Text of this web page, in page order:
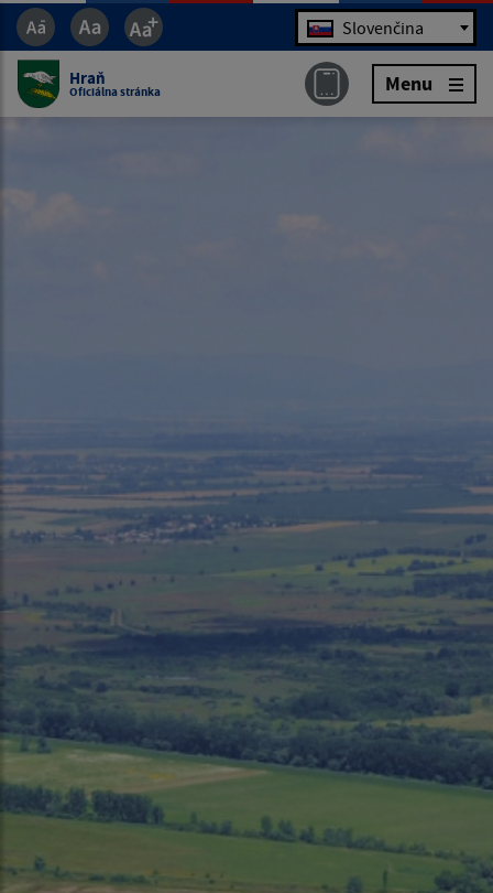
Jazyk Slovenčina
Hraň
Oficiálna stránka Menu